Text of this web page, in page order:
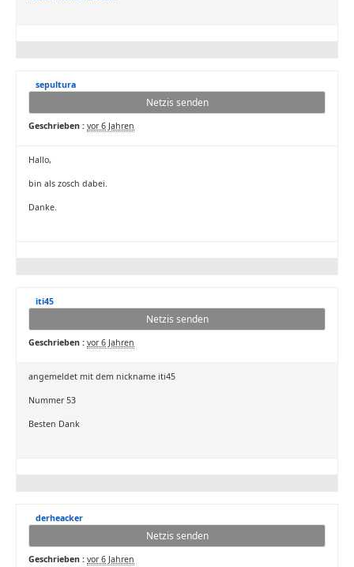
sepultura
Netzis senden
Geschrieben : vor 6 Jahren
Hallo,
bin als zosch dabei.
Danke.
iti45
Netzis senden
Geschrieben : vor 6 Jahren
angemeldet mit dem nickname iti45
Nummer 53
Besten Dank
derheacker
Netzis senden
Geschrieben : vor 6 Jahren